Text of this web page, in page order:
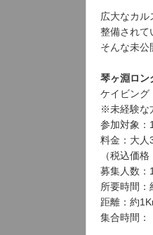
広大なカル
整備されて
そんな未公
琴ヶ淵ロン
ケイビング
※未経験な
参加対象：
料金：大人
（税込価
募集人数：
所要時間：
距離：約
集合時間：